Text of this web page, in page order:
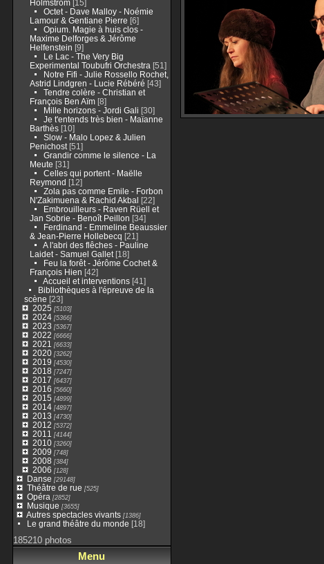
Holmström[15]
Octet - Dave Malloy - Noémie
Lamour & Gentiane Pierre [6]
Opium. Magie à huis clos -
Maxime Delforges & Jérôme
Helfenstein [9]
Le Lac - The Very Big
Experimental Toubufri Orchestra [51]
Notre Fifi - Julie Rossello Rochet,
Astrid Lindgren - Lucie Rébéré [43]
Tendre colère - Christian et
François Ben Aïm[8]
Mille horizons - Jordi Gali [30]
Je t'entends très bien - Maïanne
Barthès[10]
Slow - Malo Lopez & Julien
Penichost[51]
Grandir comme le silence - La
Meute [31]
Celles qui portent - Maëlle
Reymond [12]
Zola pas comme Emile - Forbon
N'Zakimuena & Rachid Akbal [22]
Embrouilleurs - Raven Rüell et
Jan Sobrie - Benoît Peillon [34]
Ferdinand - Emmeline Beaussier
& Jean-Pierre Hollebecq [21]
A l'abri des flêches - Pauline
Laidet - Samuel Gallet[18]
Feu la forêt - Jérôme Cochet &
François Hien [42]
Accueil et interventions[41]
Bibliothèques à l'épreuve de la
scène [23]
2025 [5103]
2024[5366]
2023 [5367]
2022 [6666]
2021 [6633]
2020[3262]
2019 [4530]
2018 [7247]
2017 [6437]
2016 [5660]
2015 [4899]
2014[4897]
2013 [4730]
2012 [5372]
2011 [4144]
2010[3260]
2009 [748]
2008 [384]
2006 [128]
Danse [29148]
Théâtre de rue [525]
Opéra [2852]
Musique [3655]
Autres spectacles vivants[1386]
Le grand théâtre du monde [18]
185210 photos
Menu